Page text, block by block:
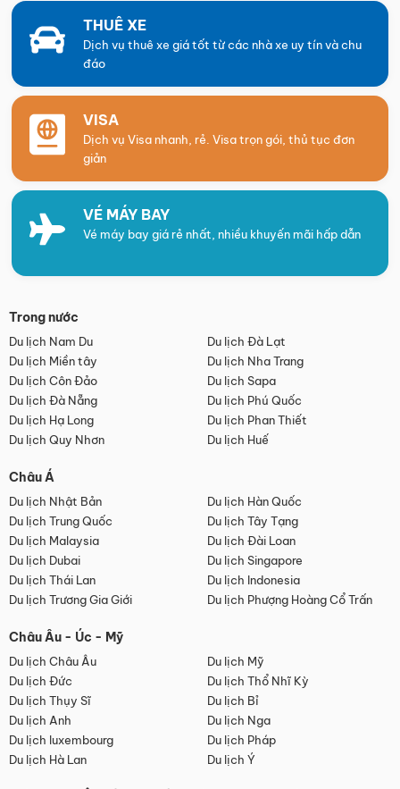
THUÊ XE
Dịch vụ thuê xe giá tốt từ các nhà xe uy tín và chu
đáo
VISA
Dịch vụ Visa nhanh, rẻ. Visa trọn gói, thủ tục đơn
giản
VÉ MÁY BAY
Vé máy bay giá rẻ nhất, nhiều khuyến mãi hấp dẫn
Trong nước
Du lịch Nam Du
Du lịch Đà Lạt
Du lịch Miền tây
Du lịch Nha Trang
Du lịch Côn Đảo
Du lịch Sapa
Du lịch Đà Nẵng
Du lịch Phú Quốc
Du lịch Hạ Long
Du lịch Phan Thiết
Du lịch Quy Nhơn
Du lịch Huế
Châu Á
Du lịch Nhật Bản
Du lịch Hàn Quốc
Du lịch Trung Quốc
Du lịch Tây Tạng
Du lịch Malaysia
Du lịch Đài Loan
Du lịch Dubai
Du lịch Singapore
Du lịch Thái Lan
Du lịch Indonesia
Du lịch Trương Gia Giới
Du lịch Phượng Hoàng Cổ Trấn
Châu Âu - Úc - Mỹ
Du lịch Châu Âu
Du lịch Mỹ
Du lịch Đức
Du lịch Thổ Nhĩ Kỳ
Du lịch Thụy Sĩ
Du lịch Bỉ
Du lịch Anh
Du lịch Nga
Du lịch luxembourg
Du lịch Pháp
Du lịch Hà Lan
Du lịch Ý